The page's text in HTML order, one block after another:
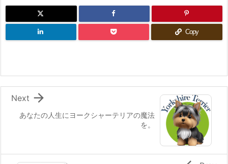
Copy
あなたの人生にヨークシャーテリアの魔法
を。

Next